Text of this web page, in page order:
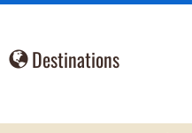
Destinations